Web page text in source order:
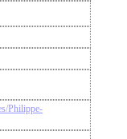
Philippe-